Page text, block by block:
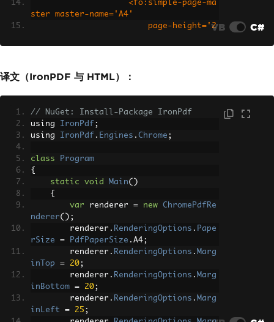
ster master-name='A4'
                        margin-left='2
5mm' margin-right='25mm'>
                        <fo:region-bod
y/>
                    </fo:simple-page-m
aster>
                </fo:layout-master-set
                <fo:page-sequence mast
er-reference='A4'>
                    <fo:flow flow-name
='xsl-region-body'>
                        <fo:block font
-size='14pt'>Custom PDF</fo:block>
                    </fo:flow>
                </fo:page-sequence>
FonetDriver driver =
FonetDriv
        driver
StringReader
VB C#
译文（IronPDF 与 HTML）：
// NuGet: Install-Package IronPdf
using IronPdf ;
using IronPdf . Engines . Chrome ;
class
Program
{
static
void Main()
{
var renderer = new
ChromePdfRe
nderer();
        renderer
. RenderingOptions . Pape
rSize
= PdfPaperSize . A4;
        renderer
. RenderingOptions . Marg
inTop
= 20;
        renderer
. RenderingOptions . Marg
inBottom
= 20;
        renderer
. RenderingOptions . Marg
inLeft
= 25 ;